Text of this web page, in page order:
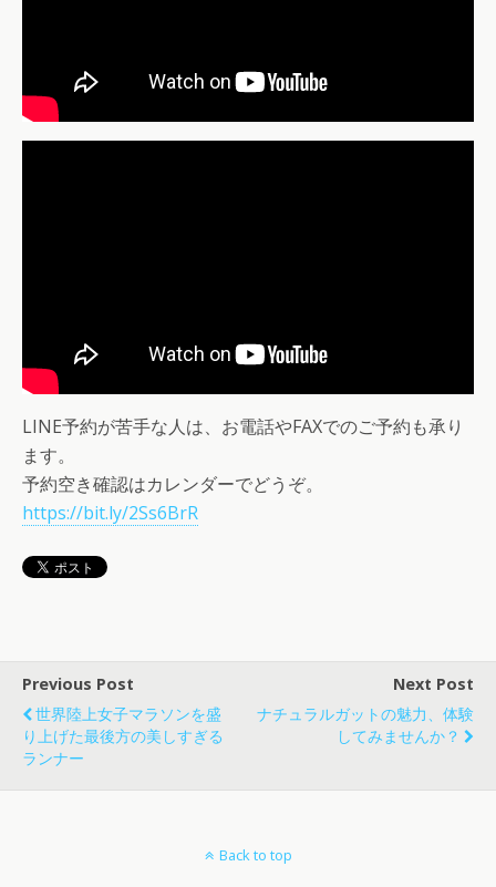
LINE予約が苦手な人は、お電話やFAXでのご予約も承り
ます。
予約空き確認はカレンダーでどうぞ。
https://bit.ly/2Ss6BrR
Previous Post
世界陸上女子マラソンを盛
り上げた最後方の美しすぎる
ランナー
Next Post
ナチュラルガットの魅力、体験
してみませんか？
Back to top